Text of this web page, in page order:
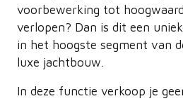
voorbewerking tot
verlopen? Dan is dit een
in het hoogste segment van
luxe jachtbouw.
In deze functie verkoop je